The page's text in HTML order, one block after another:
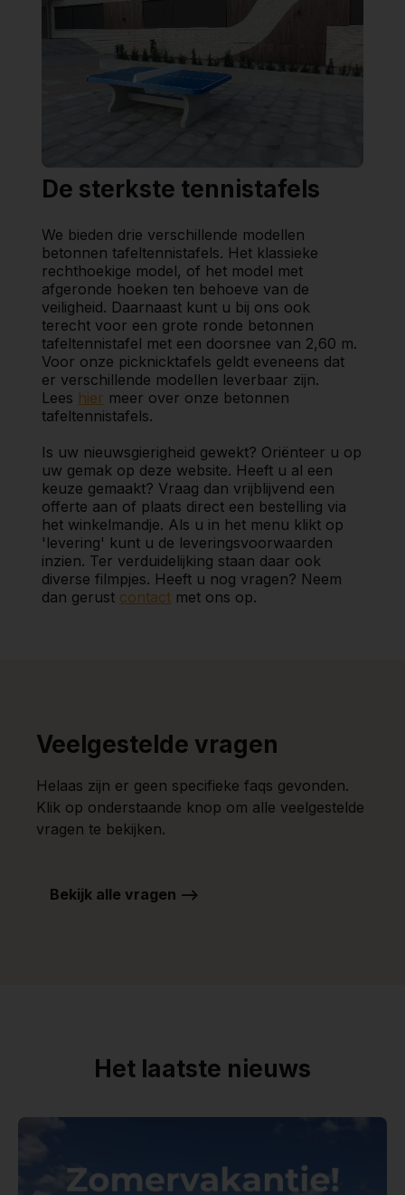
De sterkste tennistafels
We bieden drie verschillende modellen
betonnen tafeltennistafels. Het klassieke
rechthoekige model, of het model met
afgeronde hoeken ten behoeve van de
veiligheid. Daarnaast kunt u bij ons ook
terecht voor een grote ronde betonnen
tafeltennistafel met een doorsnee van 2,60 m.
Voor onze picknicktafels geldt eveneens dat
er verschillende modellen leverbaar zijn.
Lees hier meer over onze betonnen
tafeltennistafels.
Is uw nieuwsgierigheid gewekt? Oriënteer u op
uw gemak op deze website. Heeft u al een
keuze gemaakt? Vraag dan vrijblijvend een
offerte aan of plaats direct een bestelling via
het winkelmandje. Als u in het menu klikt op
'levering' kunt u de leveringsvoorwaarden
inzien. Ter verduidelijking staan daar ook
diverse filmpjes. Heeft u nog vragen? Neem
dan gerust contact met ons op.
Veelgestelde vragen
Helaas zijn er geen specifieke faqs gevonden.
Klik op onderstaande knop om alle veelgestelde
vragen te bekijken.
Bekijk alle vragen -->
Het laatste nieuws